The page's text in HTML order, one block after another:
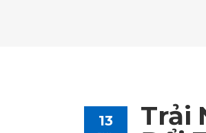
Team List
Advanced Link
13
Trải